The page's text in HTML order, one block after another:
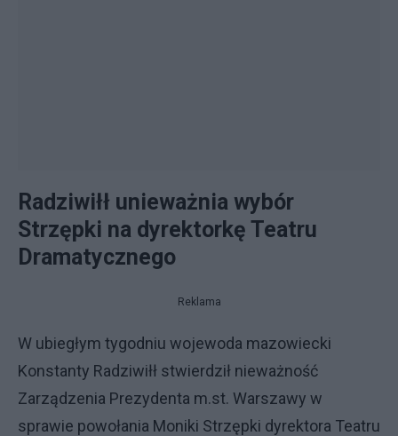
Radziwiłł unieważnia wybór
Strzępki na dyrektorkę Teatru
Dramatycznego
Reklama
W ubiegłym tygodniu wojewoda mazowiecki
Konstanty Radziwiłł stwierdził nieważność
Zarządzenia Prezydenta m.st. Warszawy w
sprawie powołania Moniki Strzępki dyrektora Teatru